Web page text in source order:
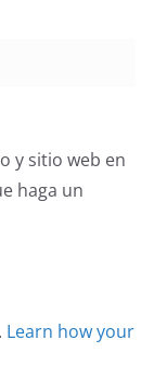
y sitio web en
haga un
Learn how your